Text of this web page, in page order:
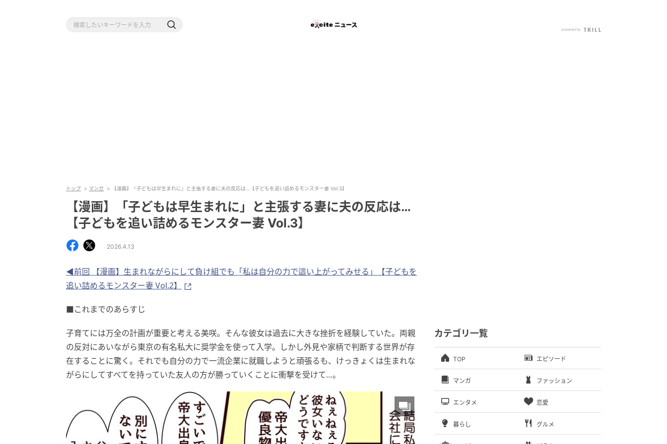
トップ マンガ 【漫画】「子どもは早生まれに」と主張する妻に夫の反応は…【子どもを追い詰めるモンスター妻 Vol.3】
【漫画】「子どもは早生まれに」と主張する妻に夫の反応は…
【子どもを追い詰めるモンスター妻 Vol.3】
2026.4.13
◀前回 【漫画】生まれながらにして負け組でも「私は自分の力で這い上がってみせる」【子どもを
追い詰めるモンスター妻 Vol.2】
■これまでのあらすじ
子育てには万全の計画が重要と考える美咲。そんな彼女は過去に大きな挫折を経験していた。両親
の反対にあいながら東京の有名私大に奨学金を使って入学。しかし外見や家柄で判断する世界が存
在することに驚く。それでも自分の力で一流企業に就職しようと頑張るも、けっきょくは生まれな
がらにしてすべてを持っていた友人の方が勝っていくことに衝撃を受けて…。
カテゴリ一覧
TOP エピソード
マンガ ファッション
エンタメ 恋愛
暮らし グルメ